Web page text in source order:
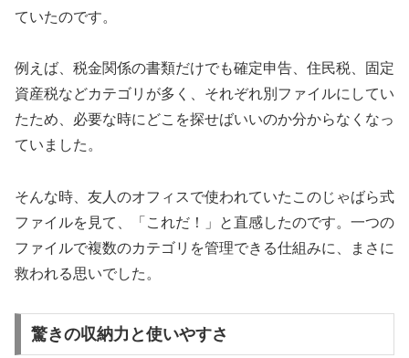
ていたのです。
例えば、税金関係の書類だけでも確定申告、住民税、固定
資産税などカテゴリが多く、それぞれ別ファイルにしてい
たため、必要な時にどこを探せばいいのか分からなくなっ
ていました。
そんな時、友人のオフィスで使われていたこのじゃばら式
ファイルを見て、「これだ！」と直感したのです。一つの
ファイルで複数のカテゴリを管理できる仕組みに、まさに
救われる思いでした。
驚きの収納力と使いやすさ